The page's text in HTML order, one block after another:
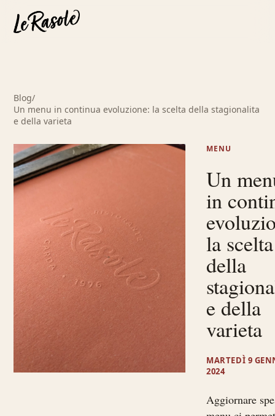
Blog/
Un menu in continua evoluzione: la scelta della stagionalita
e della varieta
MENU
Un
in
la scelta
della
e della
varieta
MARTEDÌ 9
2024
Aggiornare